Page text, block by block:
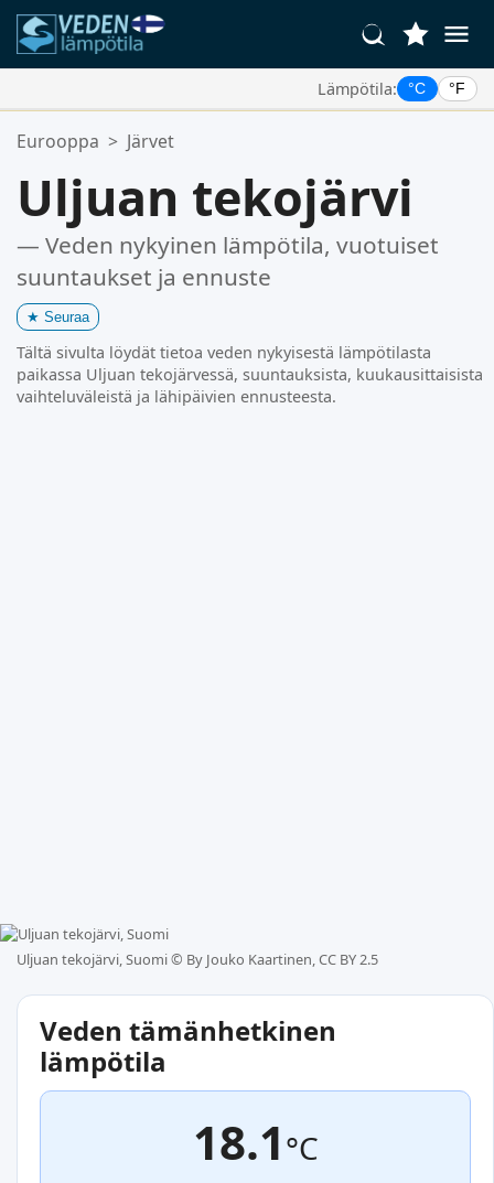
Lämpötila: °C °F
Suosikkipaikkasi:
Eurooppa > Järvet
Uljuan tekojärvi
— Veden nykyinen lämpötila, vuotuiset
suuntaukset ja ennuste
★ Seuraa
Tältä sivulta löydät tietoa veden nykyisestä lämpötilasta
paikassa Uljuan tekojärvessä, suuntauksista, kuukausittaisista
vaihteluväleistä ja lähipäivien ennusteesta.
Uljuan tekojärvi, Suomi © By Jouko Kaartinen, CC BY 2.5
Veden tämänhetkinen
lämpötila
18.1°C